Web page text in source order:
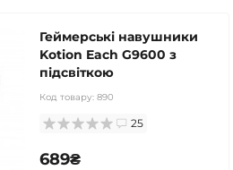
Геймерські навушники
Kotion Each G9600 з
підсвіткою
Код товару: 890
25
689₴